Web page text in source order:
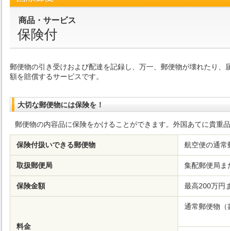
商品・サービス
保険付
郵便物の引き受けおよび配達を記録し、万一、郵便物が壊れたり
額を賠償するサービスです。
大切な郵便物には保険を！
郵便物の内容品に保険をかけることができます。外国あてに貴重
保険付扱いできる郵便物 航空便の通常
取扱郵便局 集配郵便局ま
保険金額 最高200万円
料金
通常郵便物（